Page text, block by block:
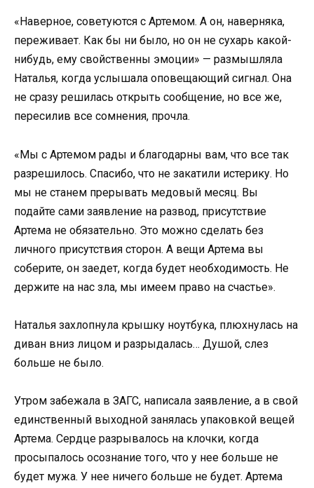
«Наверное, советуются с Артемом. А он, наверняка,
переживает. Как бы ни было, но он не сухарь какой-
нибудь, ему свойственны эмоции» — размышляла
Наталья, когда услышала оповещающий сигнал. Она
не сразу решилась открыть сообщение, но все же,
пересилив все сомнения, прочла.
«Мы с Артемом рады и благодарны вам, что все так
разрешилось. Спасибо, что не закатили истерику. Но
мы не станем прерывать медовый месяц. Вы
подайте сами заявление на развод, присутствие
Артема не обязательно. Это можно сделать без
личного присутствия сторон. А вещи Артема вы
соберите, он заедет, когда будет необходимость. Не
держите на нас зла, мы имеем право на счастье».
Наталья захлопнула крышку ноутбука, плюхнулась на
диван вниз лицом и разрыдалась… Душой, слез
больше не было.
Утром забежала в ЗАГС, написала заявление, а в свой
единственный выходной занялась упаковкой вещей
Артема. Сердце разрывалось на клочки, когда
просыпалось осознание того, что у нее больше не
будет мужа. У нее ничего больше не будет. Артема